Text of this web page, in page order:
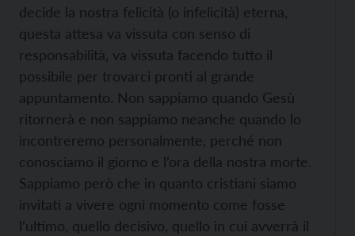
decide la nostra felicità (o infelicità) eterna,
questa attesa va vissuta con senso di
responsabilità, va vissuta facendo tutto il
possibile per trovarci pronti al grande
appuntamento. Non sappiamo quando Gesù
ritornerà e non sappiamo neanche quando lo
incontreremo personalmente, perché non
conosciamo il giorno e l’ora della nostra morte.
Sappiamo però che in quanto cristiani siamo
invitati a vivere ogni momento come fosse
l’ultimo, quello decisivo, quello in cui avverrà il